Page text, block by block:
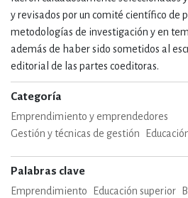
y revisados por un comité científico de
metodologías de investigación y en
además de haber sido sometidos al
editorial de las partes coeditoras.
Categoría
Emprendimiento y emprendedores
Gestión y técnicas de gestión
Palabras clave
Emprendimiento Educación superior